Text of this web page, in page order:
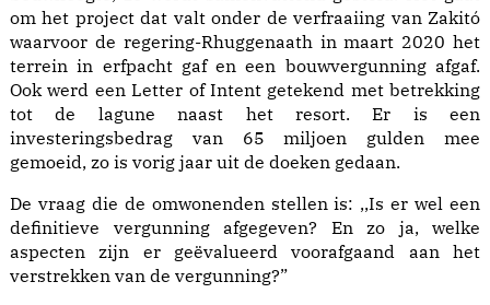
om het project dat valt onder de verfraaiing van Zakitó
waarvoor de regering-Rhuggenaath in maart 2020 het
terrein in erfpacht gaf en een bouwvergunning afgaf.
Ook werd een Letter of Intent getekend met betrekking
tot de lagune naast het resort. Er is een
investeringsbedrag van 65 miljoen gulden mee
gemoeid, zo is vorig jaar uit de doeken gedaan.
De vraag die de omwonenden stellen is: ,,Is er wel een
definitieve vergunning afgegeven? En zo ja, welke
aspecten zijn er geëvalueerd voorafgaand aan het
verstrekken van de vergunning?”